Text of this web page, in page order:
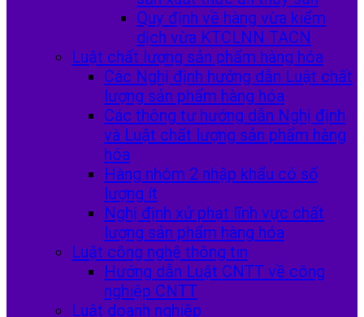
Quy định về hàng vừa kiểm
dịch vừa KTCLNN TACN
Luật chất lượng sản phẩm hàng hóa
Các Nghị định hướng dẫn Luật chất
lượng sản phẩm hàng hóa
Các thông tư hướng dẫn Nghị định
và Luật chất lượng sản phẩm hàng
hóa
Hàng nhóm 2 nhập khẩu có số
lượng ít
Nghị định xử phạt lĩnh vực chất
lượng sản phẩm hàng hóa
Luật công nghệ thông tin
Hướng dẫn Luật CNTT về công
nghiệp CNTT
Luật doanh nghiệp